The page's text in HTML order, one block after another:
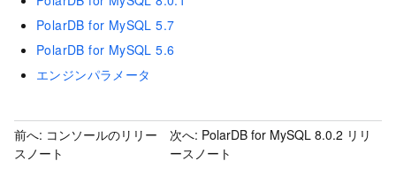
PolarDB for MySQL 5.7
PolarDB for MySQL 5.6
エンジンパラメータ
前へ: コンソールのリリー
スノート
次へ: PolarDB for MySQL 8.0.2 リリ
ースノート